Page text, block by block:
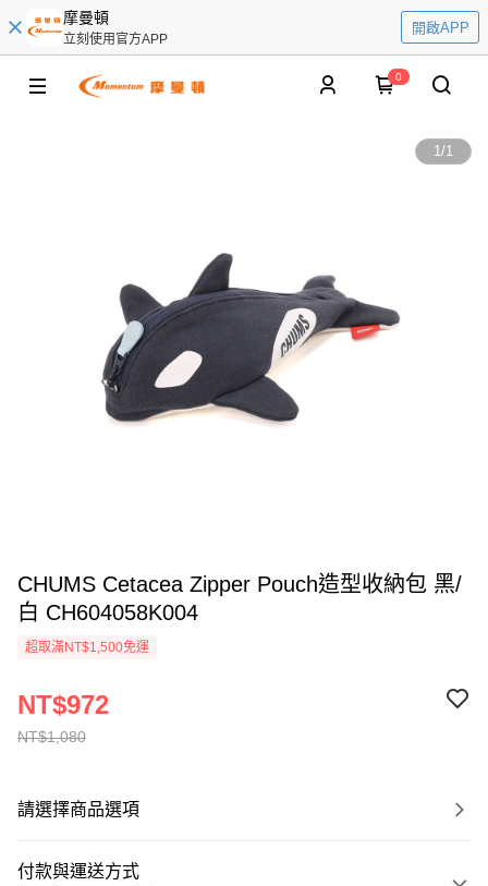
摩曼頓
立刻使用官方APP
開啟APP
0
1/1
CHUMS Cetacea Zipper Pouch造型收納包 黑/
白 CH604058K004
超取滿NT$1,500免運
NT$1,080
NT$972
請選擇商品選項
付款與運送方式